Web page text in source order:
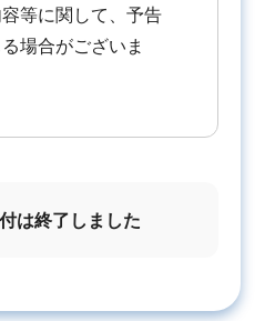
等に関して、予告
場合がございま
は終了しました